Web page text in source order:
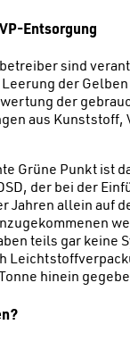
Entsorgung
sind
der
der
aus Kunststoff,
Grüne Punkt ist
der bei der
Jahren allein auf
teils gar keine
hinein